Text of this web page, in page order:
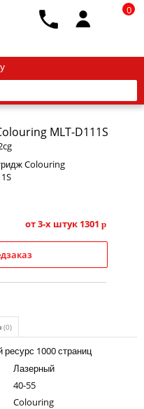
0
MLT-D111S
от 3-х штук 1301 p
(0)
1000 страниц
Лазерный
40-55
Colouring